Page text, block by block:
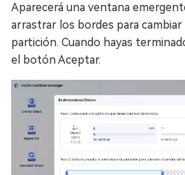
Aparecerá una ventana
arrastrar los bordes para
partición. Cuando hayas
el botón Aceptar.